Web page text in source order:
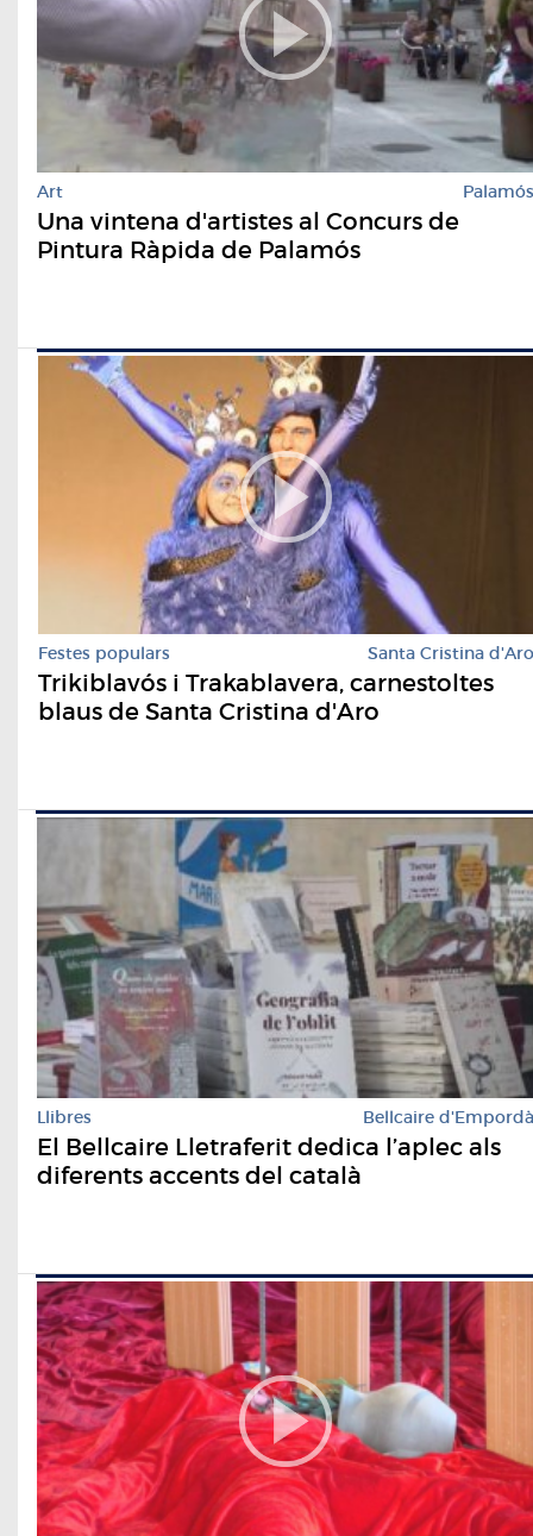
Art Palamós
Una vintena d'artistes al Concurs de
Pintura Ràpida de Palamós
Festes populars Santa Cristina d'Aro
Trikiblavós i Trakablavera, carnestoltes
blaus de Santa Cristina d'Aro
Llibres Bellcaire d'Empordà
El Bellcaire Lletraferit dedica l’aplec als
diferents accents del català